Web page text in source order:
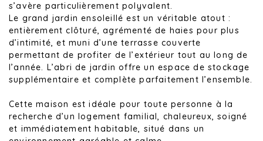
s’avère particulièrement polyvalent.
Le grand jardin ensoleillé est un véritable atout :
entièrement clôturé, agrémenté de haies pour plus
d’intimité, et muni d’une terrasse couverte
permettant de profiter de l’extérieur tout au long de
l’année. L’abri de jardin offre un espace de stockage
supplémentaire et complète parfaitement l’ensemble.
Cette maison est idéale pour toute personne à la
recherche d’un logement familial, chaleureux, soigné
et immédiatement habitable, situé dans un